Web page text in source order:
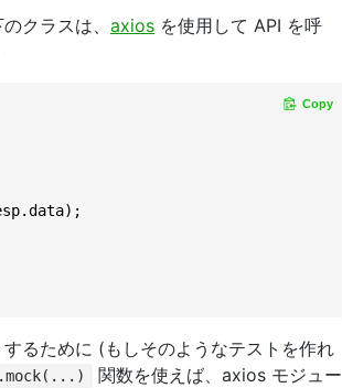
クラスは、 axios を使用して API を呼
Copy
るために (もしそのようなテストを作れ
関数を使えば、axios モジュー